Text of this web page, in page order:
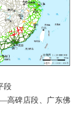
段
碑店段、广东佛